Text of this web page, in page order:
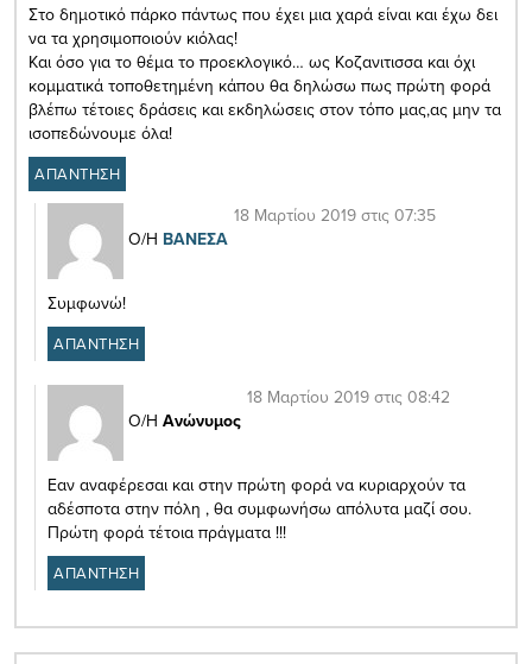
Στο δημοτικό πάρκο πάντως που έχει μια χαρά είναι και έχω δει
να τα χρησιμοποιούν κιόλας!
Και όσο για το θέμα το προεκλογικό… ως Κοζανιτισσα και όχι
κομματικά τοποθετημένη κάπου θα δηλώσω πως πρώτη φορά
βλέπω τέτοιες δράσεις και εκδηλώσεις στον τόπο μας,ας μην τα
ισοπεδώνουμε όλα!
ΑΠΑΝΤΗΣΗ
Ο/Η ΒΑΝΕΣΑ
18 Μαρτίου 2019 στις 07:35
Συμφωνώ!
ΑΠΑΝΤΗΣΗ
Ο/Η Ανώνυμος
18 Μαρτίου 2019 στις 08:42
Εαν αναφέρεσαι και στην πρώτη φορά να κυριαρχούν τα
αδέσποτα στην πόλη , θα συμφωνήσω απόλυτα μαζί σου.
Πρώτη φορά τέτοια πράγματα !!!
ΑΠΑΝΤΗΣΗ